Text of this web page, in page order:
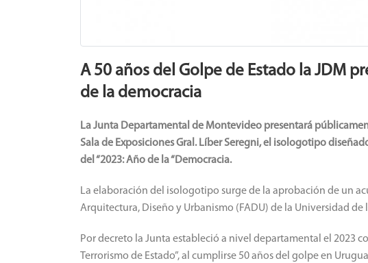
A 50 años del Golpe de Estado la JDM
de la democracia
La Junta Departamental de Montevideo presentará
Sala de Exposiciones Gral. Líber Seregni, el isologotipo
del “2023: Año de la “Democracia.
La elaboración del isologotipo surge de la aprobación de un
Arquitectura, Diseño y Urbanismo (FADU) de la Universidad de
Por decreto la Junta estableció a nivel departamental el 2023
Terrorismo de Estado”, al cumplirse 50 años del golpe en